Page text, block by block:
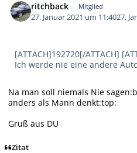
ritchback Mitglied
27. Januar 2021 um 11:4027.
[ATTACH]192720[/ATTACH]
Ich werde nie eine andere
Na man soll niemals Nie
anders als Mann denkt:top:
Gruß aus DU
Zitat